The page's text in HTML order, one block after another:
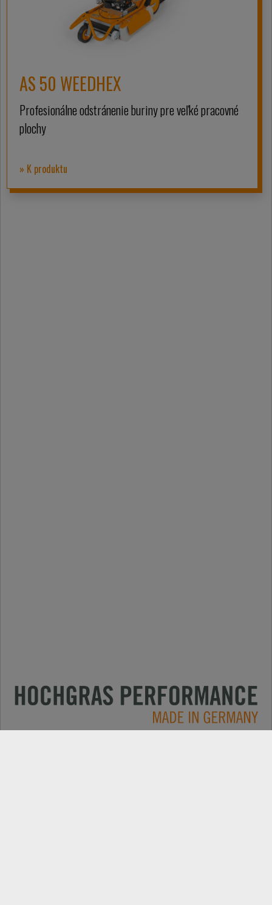
AS 50 WEEDHEX
Profesionálne odstránenie buriny pre veľké pracovné
plochy
» K produktu